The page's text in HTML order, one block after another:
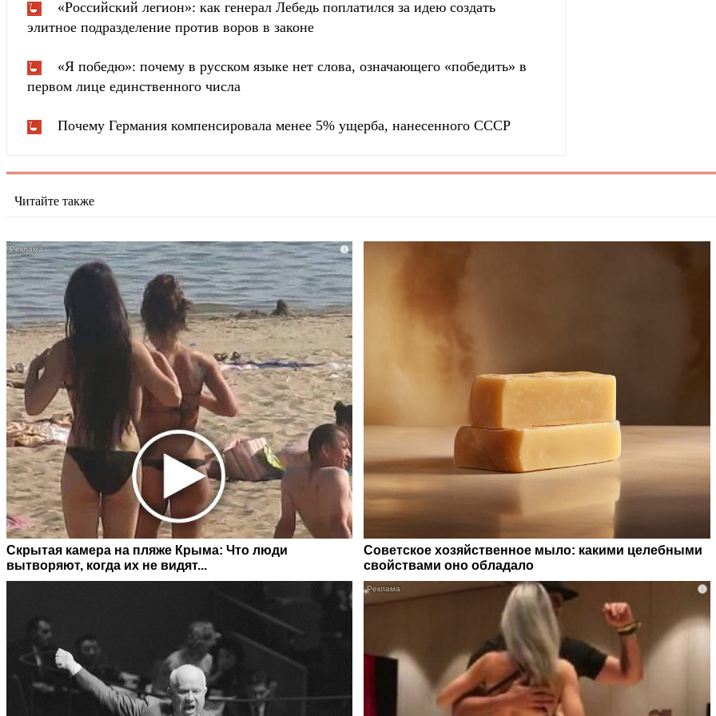
«Российский легион»: как генерал Лебедь поплатился за идею создать
элитное подразделение против воров в законе
«Я победю»: почему в русском языке нет слова, означающего «победить» в
первом лице единственного числа
Почему Германия компенсировала менее 5% ущерба, нанесенного СССР
Читайте также
i
Скрытая камера на пляже Крыма: Что люди
вытворяют, когда их не видят...
Советское хозяйственное мыло: какими целебными
свойствами оно обладало
i